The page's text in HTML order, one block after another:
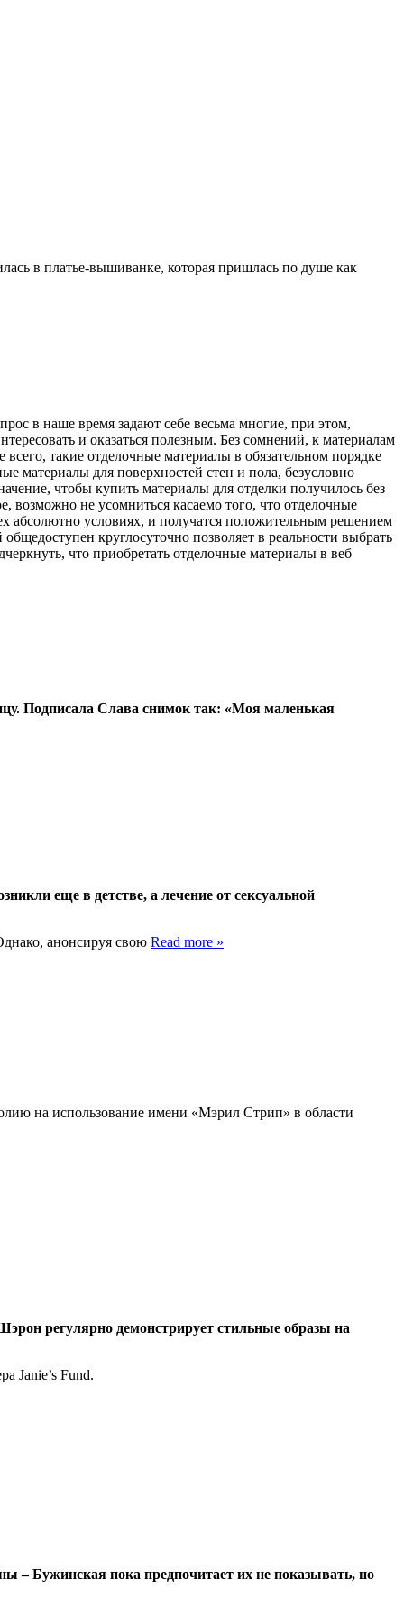
в платье-вышиванке, которая пришлась по душе как
в наше время задают себе весьма многие, при этом,
и оказаться полезным. Без сомнений, к материалам
такие отделочные материалы в обязательном порядке
материалы для поверхностей стен и пола, безусловно
чтобы купить материалы для отделки получилось без
возможно не усомниться касаемо того, что отделочные
абсолютно условиях, и получатся положительным решением
круглосуточно позволяет в реальности выбрать
что приобретать отделочные материалы в веб
Подписала Слава снимок так: «Моя маленькая
еще в детстве, а лечение от сексуальной
анонсируя свою Read more »
на использование имени «Мэрил Стрип» в области
регулярно демонстрирует стильные образы на
Janie’s Fund.
– Бужинская пока предпочитает их не показывать, но